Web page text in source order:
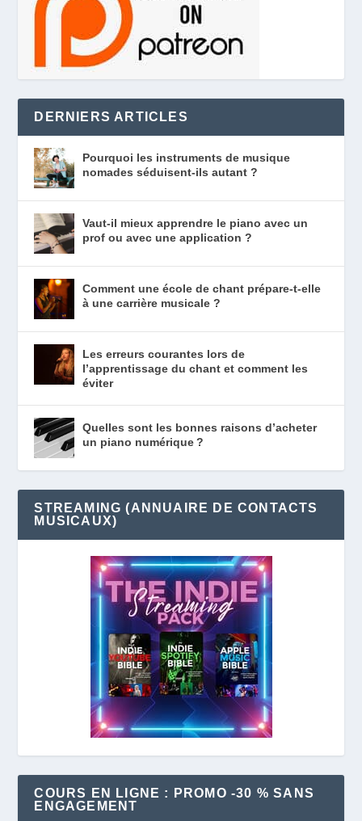
DERNIERS ARTICLES
Pourquoi les instruments de musique
nomades séduisent-ils autant ?
Vaut-il mieux apprendre le piano avec un
prof ou avec une application ?
Comment une école de chant prépare-t-elle
à une carrière musicale ?
Les erreurs courantes lors de
l’apprentissage du chant et comment les
éviter
Quelles sont les bonnes raisons d’acheter
un piano numérique ?
STREAMING (ANNUAIRE DE CONTACTS
MUSICAUX)
COURS EN LIGNE : PROMO -30 % SANS
ENGAGEMENT